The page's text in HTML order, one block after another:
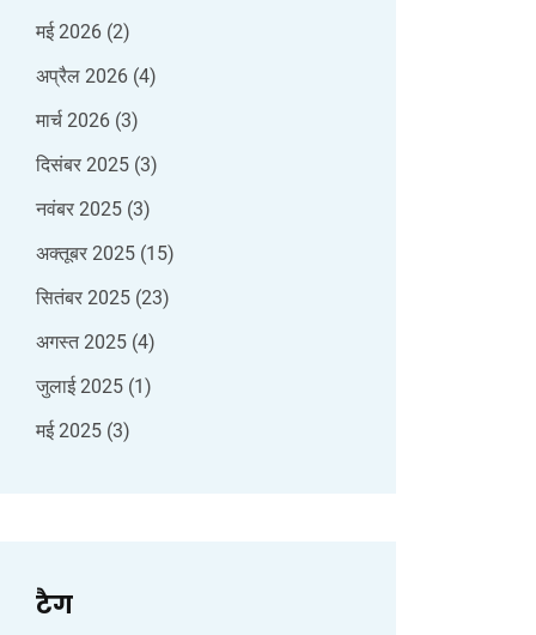
मई 2026 (2)
अप्रैल 2026 (4)
मार्च 2026 (3)
दिसंबर 2025 (3)
नवंबर 2025 (3)
अक्तूबर 2025 (15)
सितंबर 2025 (23)
अगस्त 2025 (4)
जुलाई 2025 (1)
मई 2025 (3)
टैग